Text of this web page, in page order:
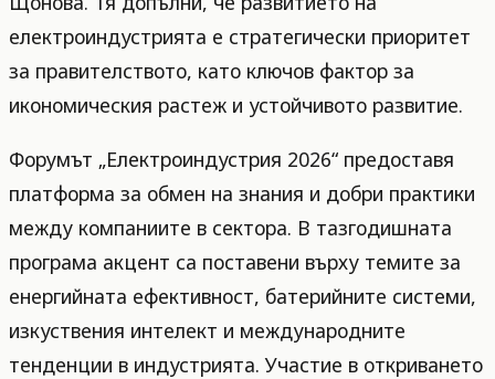
електроиндустрията е стратегически приоритет
за правителството, като ключов фактор за
икономическия растеж и устойчивото развитие.
Форумът „Електроиндустрия 2026“ предоставя
платформа за обмен на знания и добри практики
между компаниите в сектора. В тазгодишната
програма акцент са поставени върху темите за
енергийната ефективност, батерийните системи,
изкуствения интелект и международните
тенденции в индустрията. Участие в откриването